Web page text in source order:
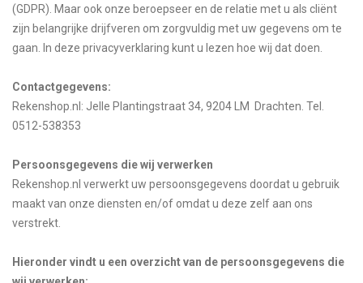
(GDPR). Maar ook onze beroepseer en de relatie met u als cliënt
zijn belangrijke drijfveren om zorgvuldig met uw gegevens om te
gaan. In deze privacyverklaring kunt u lezen hoe wij dat doen.
Contactgegevens:
Rekenshop.nl: Jelle Plantingstraat 34, 9204 LM Drachten. Tel.
0512-538353
Persoonsgegevens die wij verwerken
Rekenshop.nl verwerkt uw persoonsgegevens doordat u gebruik
maakt van onze diensten en/of omdat u deze zelf aan ons
verstrekt.
Hieronder vindt u een overzicht van de persoonsgegevens die